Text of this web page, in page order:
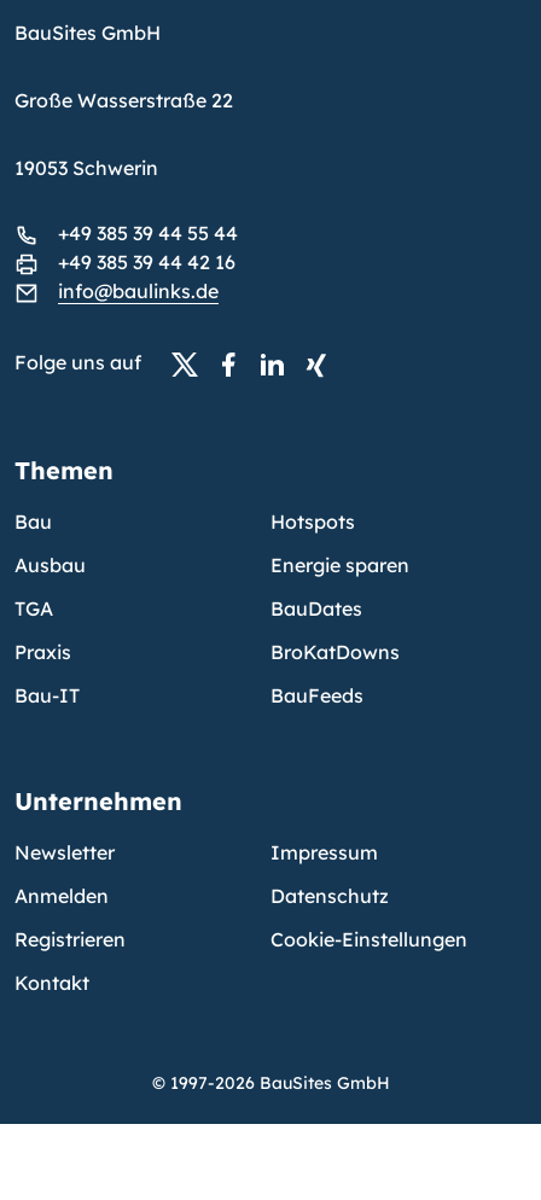
BauSites GmbH
Große Wasserstraße 22
19053 Schwerin
+49 385 39 44 55 44
+49 385 39 44 42 16
info@baulinks.de
Folge uns auf
Themen
Bau
Ausbau
TGA
Praxis
Bau-IT
Hotspots
Energie sparen
BauDates
BroKatDowns
BauFeeds
Unternehmen
Newsletter
Anmelden
Registrieren
Kontakt
Impressum
Datenschutz
Cookie-Einstellungen
© 1997-2026 BauSites GmbH